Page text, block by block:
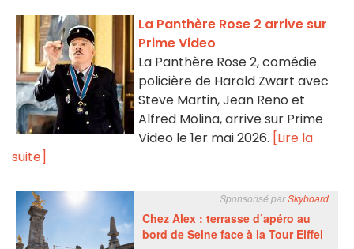
La Panthère Rose 2 arrive sur
Prime Video
La Panthère Rose 2, comédie
policière de Harald Zwart avec
Steve Martin, Jean Reno et
Alfred Molina, arrive sur Prime
Video le 1er mai 2026. [Lire la
suite]